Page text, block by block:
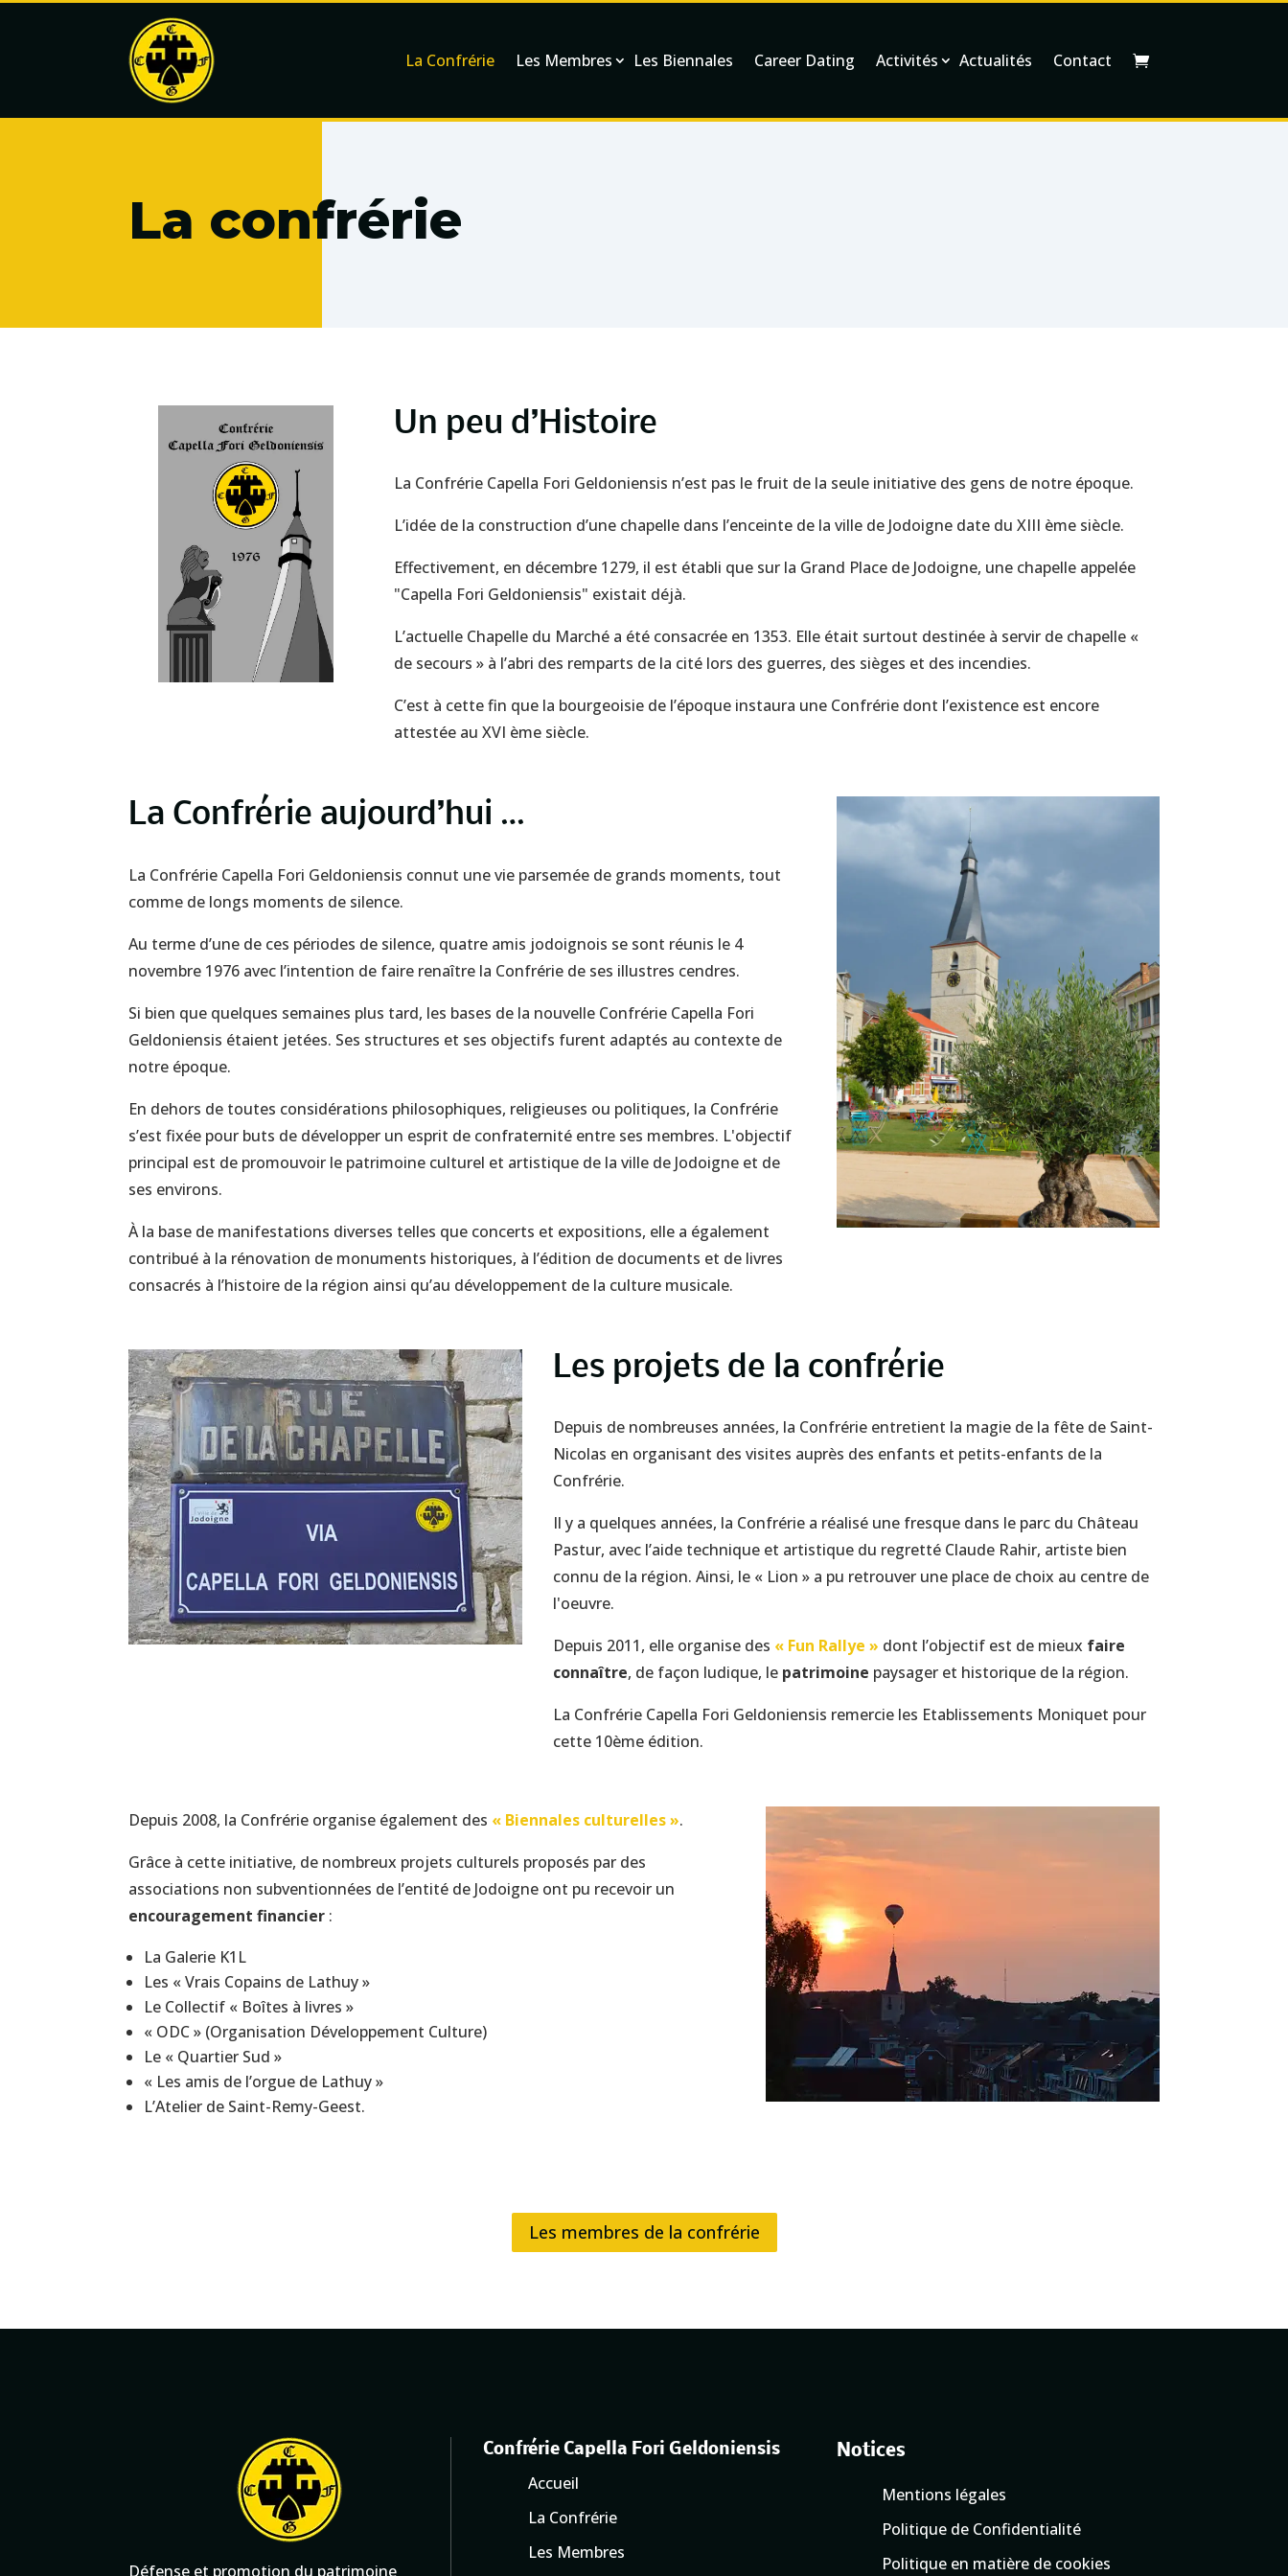
La Confrérie Les Membres Les Biennales Career Dating Activités Actualités Contact
La confrérie
Un peu d’Histoire
La Confrérie Capella Fori Geldoniensis n’est pas le fruit de la seule initiative des gens de notre époque.
L’idée de la construction d’une chapelle dans l’enceinte de la ville de Jodoigne date du XIII ème siècle.
Effectivement, en décembre 1279, il est établi que sur la Grand Place de Jodoigne, une chapelle appelée
"Capella Fori Geldoniensis" existait déjà.
L’actuelle Chapelle du Marché a été consacrée en 1353. Elle était surtout destinée à servir de chapelle «
de secours » à l’abri des remparts de la cité lors des guerres, des sièges et des incendies.
C’est à cette fin que la bourgeoisie de l’époque instaura une Confrérie dont l’existence est encore
attestée au XVI ème siècle.
La Confrérie aujourd’hui …
La Confrérie Capella Fori Geldoniensis connut une vie parsemée de grands moments, tout
comme de longs moments de silence.
Au terme d’une de ces périodes de silence, quatre amis jodoignois se sont réunis le 4
novembre 1976 avec l’intention de faire renaître la Confrérie de ses illustres cendres.
Si bien que quelques semaines plus tard, les bases de la nouvelle Confrérie Capella Fori
Geldoniensis étaient jetées. Ses structures et ses objectifs furent adaptés au contexte de
notre époque.
En dehors de toutes considérations philosophiques, religieuses ou politiques, la Confrérie
s’est fixée pour buts de développer un esprit de confraternité entre ses membres. L'objectif
principal est de promouvoir le patrimoine culturel et artistique de la ville de Jodoigne et de
ses environs.
À la base de manifestations diverses telles que concerts et expositions, elle a également
contribué à la rénovation de monuments historiques, à l’édition de documents et de livres
consacrés à l’histoire de la région ainsi qu’au développement de la culture musicale.
Les projets de la confrérie
Depuis de nombreuses années, la Confrérie entretient la magie de la fête de Saint-
Nicolas en organisant des visites auprès des enfants et petits-enfants de la
Confrérie.
Il y a quelques années, la Confrérie a réalisé une fresque dans le parc du Château
Pastur, avec l’aide technique et artistique du regretté Claude Rahir, artiste bien
connu de la région. Ainsi, le « Lion » a pu retrouver une place de choix au centre de
l'oeuvre.
Depuis 2011, elle organise des « Fun Rallye » dont l’objectif est de mieux faire
connaître, de façon ludique, le patrimoine paysager et historique de la région.
La Confrérie Capella Fori Geldoniensis remercie les Etablissements Moniquet pour
cette 10ème édition.
Depuis 2008, la Confrérie organise également des « Biennales culturelles ».
Grâce à cette initiative, de nombreux projets culturels proposés par des
associations non subventionnées de l’entité de Jodoigne ont pu recevoir un
encouragement financier :
La Galerie K1L
Les « Vrais Copains de Lathuy »
Le Collectif « Boîtes à livres »
« ODC » (Organisation Développement Culture)
Le « Quartier Sud »
« Les amis de l’orgue de Lathuy »
L’Atelier de Saint-Remy-Geest.
Les membres de la confrérie
Défense et promotion du patrimoine
Confrérie Capella Fori Geldoniensis
Accueil
La Confrérie
Les Membres
Notices
Mentions légales
Politique de Confidentialité
Politique en matière de cookies